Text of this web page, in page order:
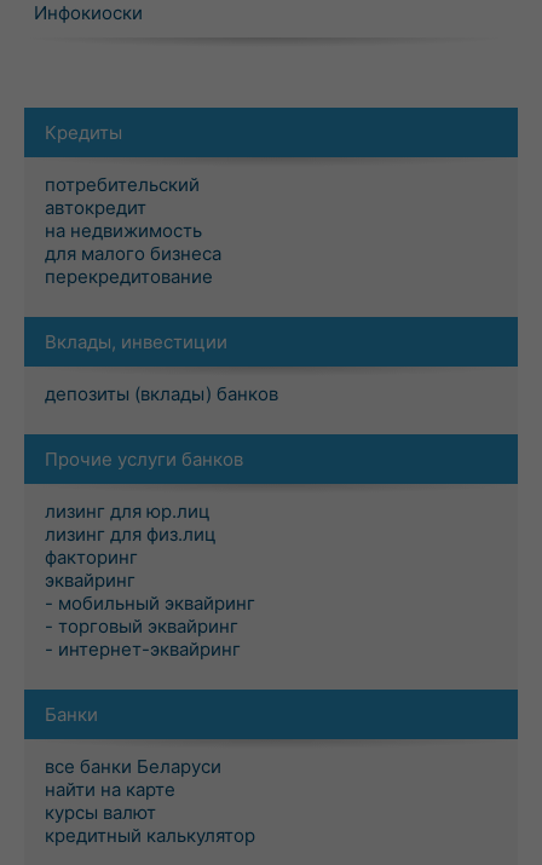
Инфокиоски
Кредиты
потребительский
автокредит
на недвижимость
для малого бизнеса
перекредитование
Вклады, инвестиции
депозиты (вклады) банков
Прочие услуги банков
лизинг для юр.лиц
лизинг для физ.лиц
факторинг
эквайринг
- мобильный эквайринг
- торговый эквайринг
- интернет-эквайринг
Банки
все банки Беларуси
найти на карте
курсы валют
кредитный калькулятор